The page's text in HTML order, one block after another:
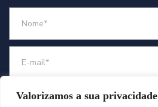
Valorizamos a sua privacidade